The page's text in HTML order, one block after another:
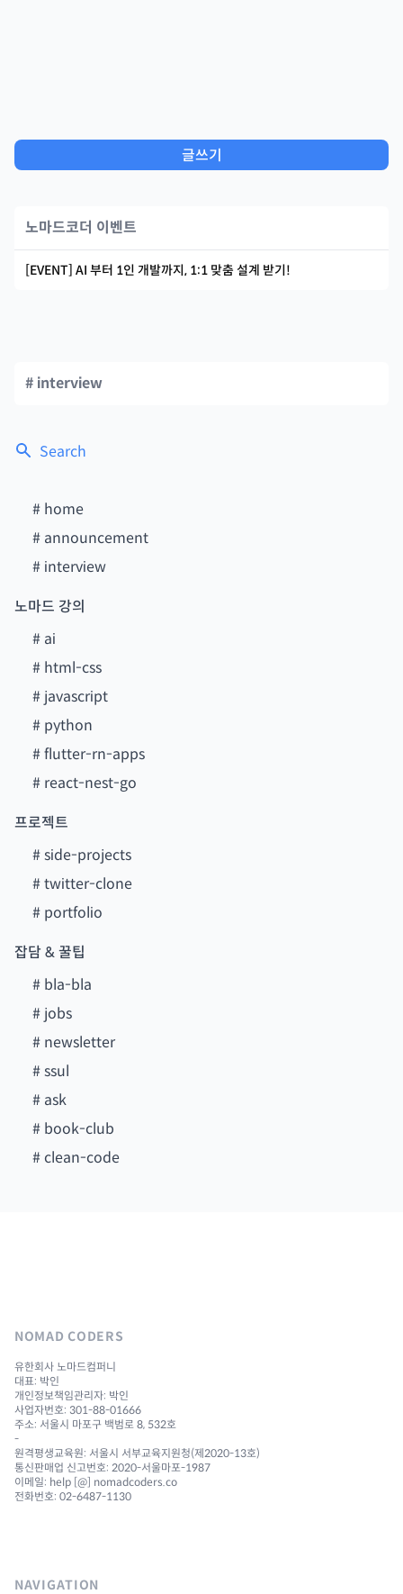
Search
# home
# announcement
# interview
노마드 강의
# ai
# html-css
# javascript
# python
#flutter-rn-apps
# react-nest-go
프로젝트
#side-projects
#twitter-clone
# portfolio
잡담 & 꿀팁
# bla-bla
# jobs
# newsletter
#ssul
# ask
# book-club
#clean-code
글쓰기
노마드코더 이벤트
[EVENT] AI 부터 1인 개발까지, 1:1 맞춤 설계 받기!
# interview
NOMAD CODERS
유한회사 노마드컴퍼니
대표: 박인
개인정보책임관리자: 박인
사업자번호: 301-88-01666
주소: 서울시 마포구 백범로 8, 532호
-
원격평생교육원: 서울시 서부교육지원청(제2020-13호)
통신판매업 신고번호: 2020-서울마포-1987
이메일: help [@] nomadcoders.co
전화번호: 02-6487-1130
NAVIGATION